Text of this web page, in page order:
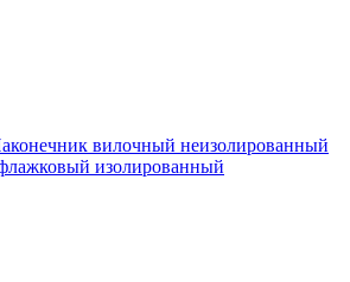
вилочный неизолированный
изолированный